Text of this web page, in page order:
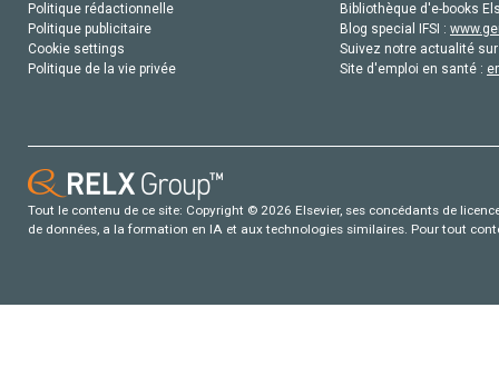
Politique rédactionnelle
Politique publicitaire
Cookie settings
Politique de la vie privée
Bibliothèque d'e-books
Blog special IFSI :
Suivez notre actualité
Site d'emploi en santé :
Tout le contenu de ce site: Copyright © 2026 Elsevier, ses concédants de
de données, a la formation en IA et aux technologies similaires. Pour tout